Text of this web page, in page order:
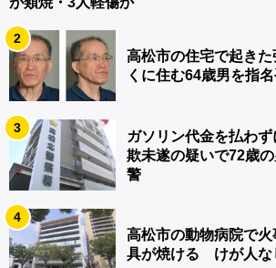
2
高松市の住宅で起き
くに住む64歳男を指
3
ガソリン代金を払わ
欺未遂の疑いで72歳
警
4
高松市の動物病院で
具が焼ける けが人な